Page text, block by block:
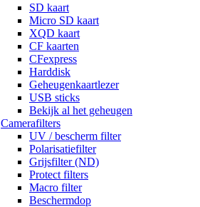
SD kaart
Micro SD kaart
XQD kaart
CF kaarten
CFexpress
Harddisk
Geheugenkaartlezer
USB sticks
Bekijk al het geheugen
Camerafilters
UV / bescherm filter
Polarisatiefilter
Grijsfilter (ND)
Protect filters
Macro filter
Beschermdop